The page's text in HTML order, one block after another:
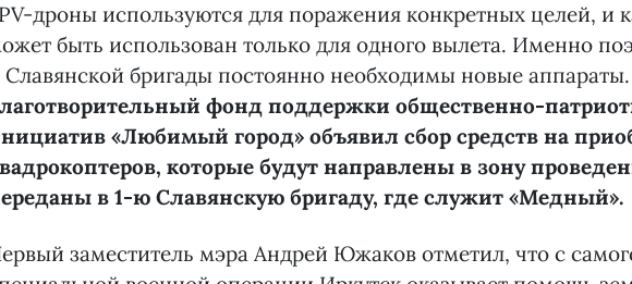
дроны используются для поражения конкретных целей, и
быть использован только для одного вылета. Именно
Славянской бригады постоянно необходимы новые аппараты.
фонд поддержки общественно-
«Любимый город» объявил сбор средств на
которые будут направлены в зону
в 1-ю Славянскую бригаду, где служит «Медный».
заместитель мэра Андрей Южаков отметил, что с